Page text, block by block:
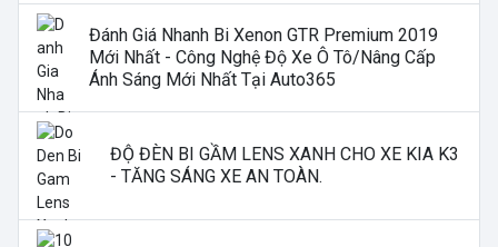
Đánh Giá Nhanh Bi Xenon GTR Premium 2019
Mới Nhất - Công Nghệ Độ Xe Ô Tô/nâng Cấp
Ánh Sáng Mới Nhất Tại Auto365
ĐỘ ĐÈN BI GẦM LENS XANH CHO XE KIA K3
- TĂNG SÁNG XE AN TOÀN.